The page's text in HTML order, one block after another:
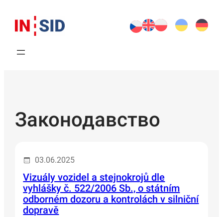
вмісту
Законодавство
03.06.2025
Vizuály vozidel a stejnokrojů dle
vyhlášky č. 522/2006 Sb., o státním
odborném dozoru a kontrolách v silniční
dopravě